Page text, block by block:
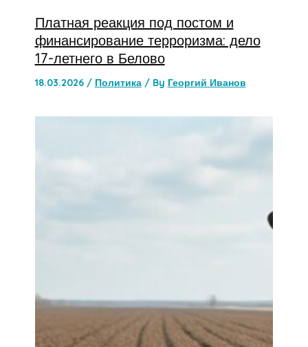
Платная реакция под постом и
финансирование терроризма: дело
17-летнего в Белово
18.03.2026 / Политика/ By Георгий Иванов